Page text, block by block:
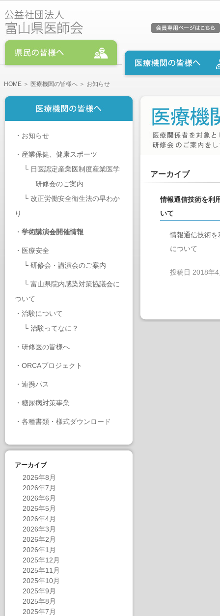
HOME ＞ 医療機関の皆様へ ＞ お知らせ
・ お知らせ
・ 産業保健、健康スポーツ
└ 日医認定産業医制度産業医学
研修会のご案内
└ 改正労働安全衛生法の早わか
り
・ 学術講演会開催情報
・ 医療安全
└ 研修会・講演会のご案内
└ 富山県院内感染対策協議会に
ついて
・ 治験について
└ 治験ってなに？
・ 研修医の皆様へ
・ ORCAプロジェクト
・ 連携パス
・ 糖尿病対策事業
・ 各種書類・様式ダウンロード
アーカイブ
2026年8月
2026年7月
2026年6月
2026年5月
2026年4月
2026年3月
2026年2月
2026年1月
2025年12月
2025年11月
2025年10月
2025年9月
2025年8月
2025年7月
アーカイブ
情報通信技術を利
いて
情報通信技術
について
投稿日 2018年